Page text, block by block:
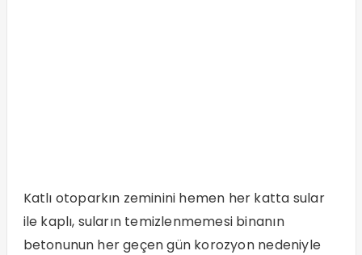
Katlı otoparkın zeminini hemen her katta sular
ile kaplı, suların temizlenmemesi binanın
betonunun her geçen gün korozyon nedeniyle